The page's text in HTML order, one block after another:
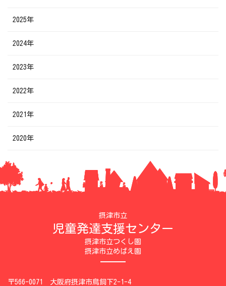
2025年
2024年
2023年
2022年
2021年
2020年
摂津市立
児童発達支援センター
摂津市立つくし園
摂津市立めばえ園
〒566-0071 大阪府摂津市鳥飼下2-1-4